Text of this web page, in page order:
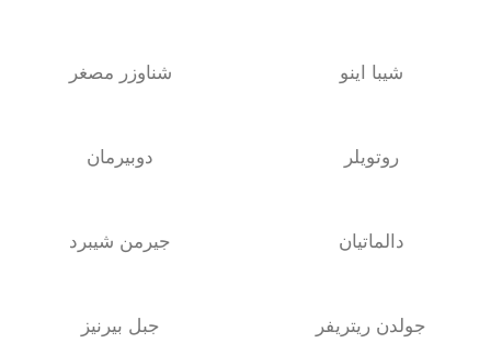
شيبا اينو شناوزر مصغر
روتويلر دوبيرمان
دالماتيان جيرمن شيبرد
جولدن ريتريفر جبل بيرنيز